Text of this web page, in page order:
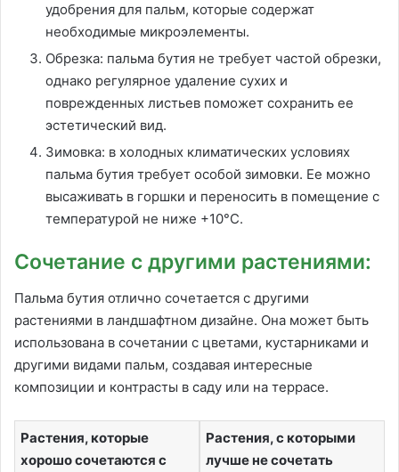
удобрения для пальм, которые содержат
необходимые микроэлементы.
Обрезка: пальма бутия не требует частой обрезки,
однако регулярное удаление сухих и
поврежденных листьев поможет сохранить ее
эстетический вид.
Зимовка: в холодных климатических условиях
пальма бутия требует особой зимовки. Ее можно
высаживать в горшки и переносить в помещение с
температурой не ниже +10°C.
Сочетание с другими растениями:
Пальма бутия отлично сочетается с другими
растениями в ландшафтном дизайне. Она может быть
использована в сочетании с цветами, кустарниками и
другими видами пальм, создавая интересные
композиции и контрасты в саду или на террасе.
Растения, которые
хорошо сочетаются с
Растения, с которыми
лучше не сочетать